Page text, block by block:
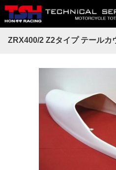
ZRX400/2 Z2タイプ テールカ